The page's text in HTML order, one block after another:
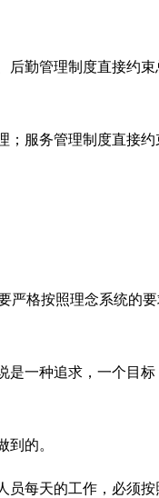
后勤管理制度直接约
；服务管理制度直接
严格按照理念系统的
是一种追求，一个目标
的。
每天的工作，必须按